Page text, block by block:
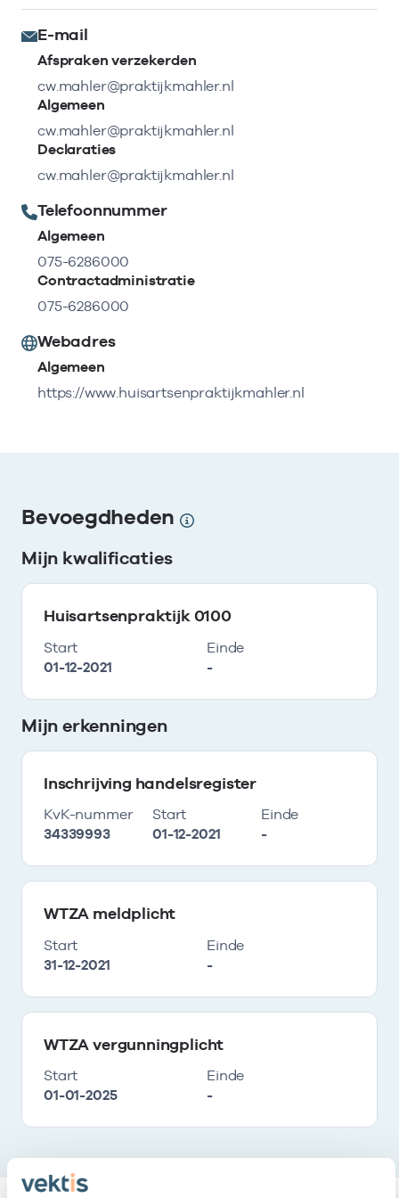
E-mail
Afspraken verzekerden
cw.mahler@praktijkmahler.nl
Algemeen
cw.mahler@praktijkmahler.nl
Declaraties
cw.mahler@praktijkmahler.nl
Telefoonnummer
Algemeen
075-6286000
Contractadministratie
075-6286000
Webadres
Algemeen
https://www.huisartsenpraktijkmahler.nl
Bevoegdheden
Mijn kwalificaties
Huisartsenpraktijk 0100
Start
01-12-2021
Einde
-
Mijn erkenningen
Inschrijving handelsregister
KvK-nummer
34339993
Start
01-12-2021
Einde
-
WTZA meldplicht
Start
31-12-2021
Einde
-
WTZA vergunningplicht
Start
01-01-2025
Einde
-